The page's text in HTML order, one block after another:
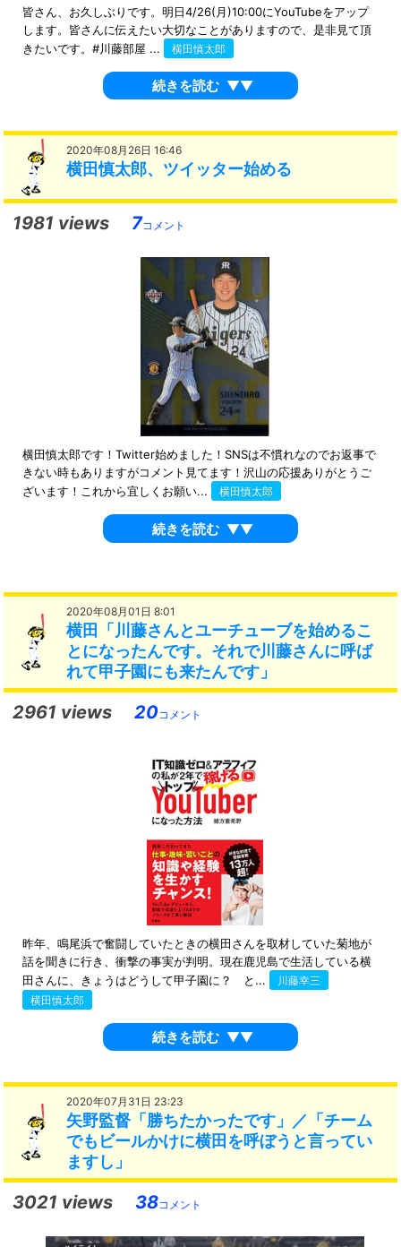
皆さん、お久しぶりです。明日4/26(月)10:00にYouTubeをアップ
します。皆さんに伝えたい大切なことがありますので、是非見て頂
きたいです。#川藤部屋 ...
横田慎太郎
続きを読む ▼▼
2020年08月26日 16:46
横田慎太郎、ツイッター始める
1981 views 7コメント
横田慎太郎です！Twitter始めました！SNSは不慣れなのでお返事で
きない時もありますがコメント見てます！沢山の応援ありがとうご
ざいます！これから宜しくお願い...
横田慎太郎
続きを読む ▼▼
2020年08月01日 8:01
横田「川藤さんとユーチューブを始めるこ
とになったんです。それで川藤さんに呼ば
れて甲子園にも来たんです」
2961 views 20コメント
昨年、鳴尾浜で奮闘していたときの横田さんを取材していた菊地が
話を聞きに行き、衝撃の事実が判明。現在鹿児島で生活している横
田さんに、きょうはどうして甲子園に？ と...
川藤幸三
横田慎太郎
続きを読む ▼▼
2020年07月31日 23:23
矢野監督「勝ちたかったです」／「チーム
でもビールかけに横田を呼ぼうと言ってい
ますし」
3021 views 38コメント